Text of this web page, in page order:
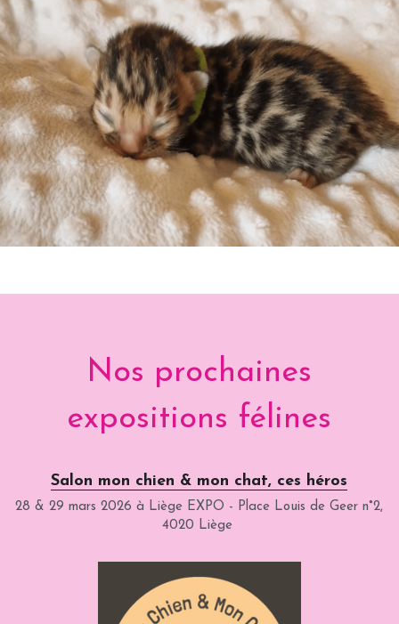
Nos prochaines
expositions félines
Salon mon chien & mon chat, ces héros
28 & 29 mars 2026 à Liège EXPO - Place Louis de Geer n°2,
4020 Liège